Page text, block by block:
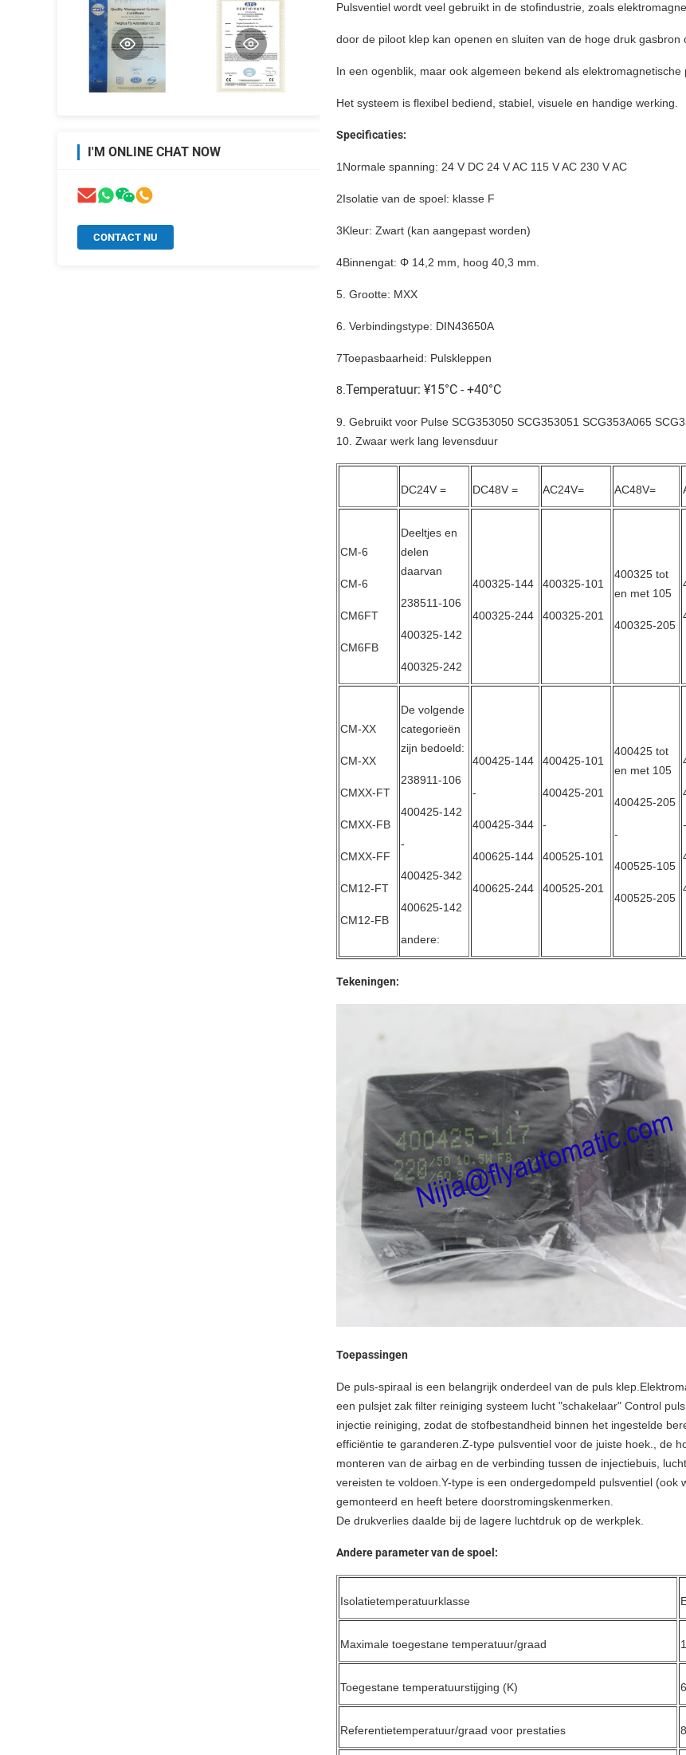
I'M ONLINE CHAT NOW
CONTACT NU
Pulsventiel wordt veel gebruikt in de stofindustrie, zoals
door de piloot klep kan openen en sluiten van de hoge druk
In een ogenblik, maar ook algemeen bekend als
Het systeem is flexibel bediend, stabiel, visuele en handige werking.
Specificaties:
1Normale spanning: 24 V DC 24 V AC 115 V AC 230 V AC
2Isolatie van de spoel: klasse F
3Kleur: Zwart (kan aangepast worden)
4Binnengat: Φ 14,2 mm, hoog 40,3 mm.
5. Grootte: MXX
6. Verbindingstype: DIN43650A
7Toepasbaarheid: Pulskleppen
8. Temperatuur: ¥15°C - +40°C
9. Gebruikt voor Pulse SCG353050 SCG353051 SCG353A065
10. Zwaar werk lang levensduur
DC24V = DC48V = AC24V= AC48V=
CM-6
CM-6
CM6FT
CM6FB
Deeltjes en
delen
daarvan
238511-106
400325-142
400325-242
400325-144
400325-244
400325-101
400325-201
400325 tot
en met 105
400325-205
CM-XX
CM-XX
CMXX-FT
CMXX-FB
CMXX-FF
CM12-FT
CM12-FB
De volgende
categorieën
zijn bedoeld:
238911-106
400425-142
-
400425-342
400625-142
andere:
400425-144
-
400425-344
400625-144
400625-244
400425-101
400425-201
-
400525-101
400525-201
400425 tot
en met 105
400425-205
-
400525-105
400525-205
-
Tekeningen:
Toepassingen
De puls-spiraal is een belangrijk onderdeel van de puls
een pulsjet zak filter reiniging systeem lucht "schakelaar" Control
injectie reiniging, zodat de stofbestandheid binnen het ingestelde
efficiëntie te garanderen.Z-type pulsventiel voor de juiste hoek., de
monteren van de airbag en de verbinding tussen de injectiebuis,
vereisten te voldoen.Y-type is een ondergedompeld pulsventiel
gemonteerd en heeft betere doorstromingskenmerken.
De drukverlies daalde bij de lagere luchtdruk op de werkplek.
Andere parameter van de spoel:
Isolatietemperatuurklasse
Maximale toegestane temperatuur/graad
Toegestane temperatuurstijging (K)
Referentietemperatuur/graad voor prestaties